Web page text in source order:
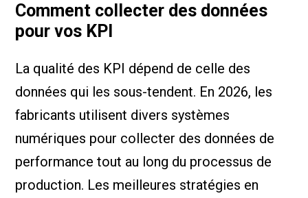
Comment collecter des données
pour vos KPI
La qualité des KPI dépend de celle des
données qui les sous-tendent. En 2026, les
fabricants utilisent divers systèmes
numériques pour collecter des données de
performance tout au long du processus de
production. Les meilleures stratégies en